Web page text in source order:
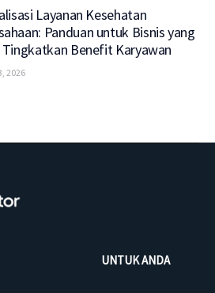
Layanan Kesehatan
Panduan untuk Bisnis yang
Tingkatkan Benefit Karyawan
2026
UNTUK ANDA